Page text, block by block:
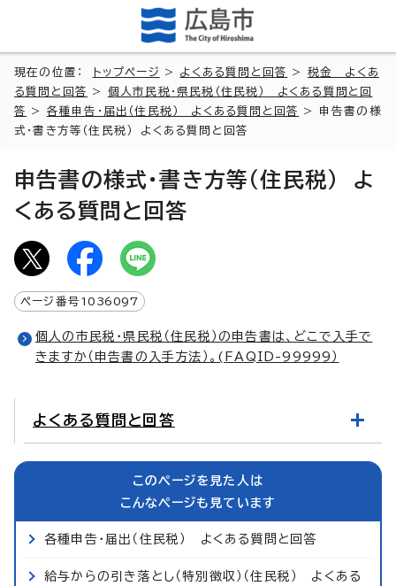
現在の位置： トップページ > よくある質問と回答 > 税金 よくあ
る質問と回答
> 個人市民税・県民税（住民税） よくある質問と回
答
> 各種申告・届出（住民税） よくある質問と回答
> 申告書の様
式・書き方等（住民税） よくある質問と回答
申告書の様式・書き方等（住民税） よ
くある質問と回答
ページ番号 1036097
個人の市民税・県民税（住民税）の申告書は、どこで入手で
きますか（申告書の入手方法）。(FAQID-99999）
よくある質問と回答
このページを見た人は
こんなページも見ています
各種申告・届出（住民税） よくある質問と回答
給与からの引き落とし（特別徴収）（住民税） よくある